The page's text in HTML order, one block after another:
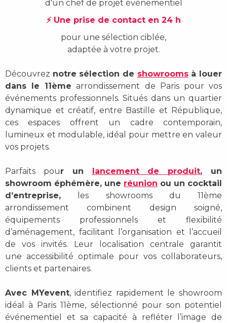
d'un chef de projet évènementiel
⚡ Une prise de contact en 24 h
pour une sélection ciblée,
adaptée à votre projet.
Découvrez notre sélection de showroomsà louer
dans le 11ème arrondissement de Parispour vos
événements professionnels. Situés dans un quartier
dynamique et créatif, entre Bastille et République,
ces espaces offrent un cadre contemporain,
lumineux et modulable, idéal pour mettre en valeur
vos projets.
Parfaits pour un lancement de produit, un
showroom éphémère, une réunion ou un cocktail
d’entreprise, les showrooms du 11ème
arrondissement combinent design soigné,
équipements professionnels et flexibilité
d’aménagement, facilitant l’organisation et l’accueil
de vos invités. Leur localisation centrale garantit
une accessibilité optimale pour vos collaborateurs,
clients et partenaires.
Avec MYevent, identifiez rapidement leshowroom
idéal à Paris 11ème, sélectionné pour son potentiel
événementiel et sa capacité à refléter l’image de